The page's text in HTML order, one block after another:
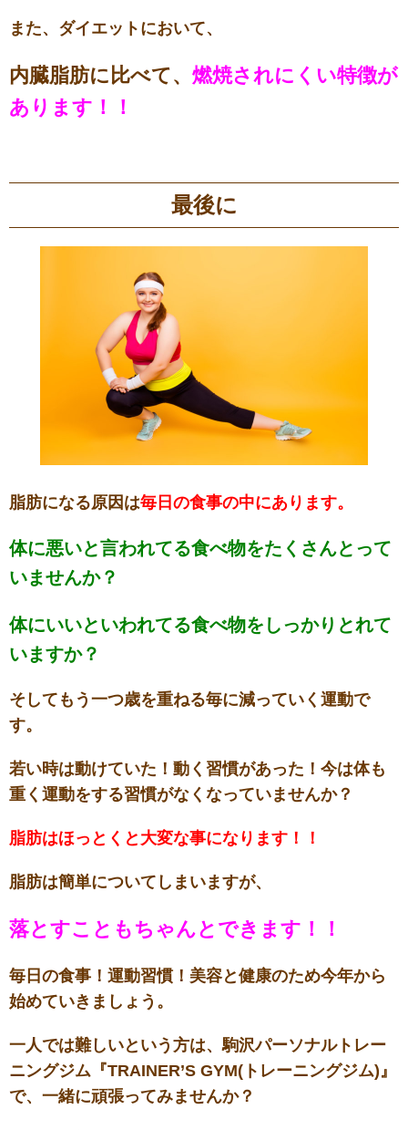
また、ダイエットにおいて、
内臓脂肪に比べて、 燃焼されにくい特徴が
あります！！
最後に
脂肪になる原因は毎日の食事の中にあります。
体に悪いと言われてる食べ物をたくさんとって
いませんか？
体にいいといわれてる食べ物をしっかりとれて
いますか？
そしてもう一つ歳を重ねる毎に減っていく運動で
す。
若い時は動けていた！動く習慣があった！今は体も
重く運動をする習慣がなくなっていませんか？
脂肪はほっとくと大変な事になります！！
脂肪は簡単についてしまいますが、
落とすこともちゃんとできます！！
毎日の食事！運動習慣！美容と健康のため今年から
始めていきましょう。
一人では難しいという方は、駒沢パーソナルトレー
ニングジム『TRAINER’S GYM(トレーニングジム)』
で、一緒に頑張ってみませんか？